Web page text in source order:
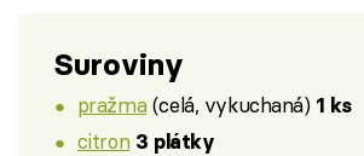
Suroviny
pražma(celá, vykuchaná) 1 ks
citron 3 plátky